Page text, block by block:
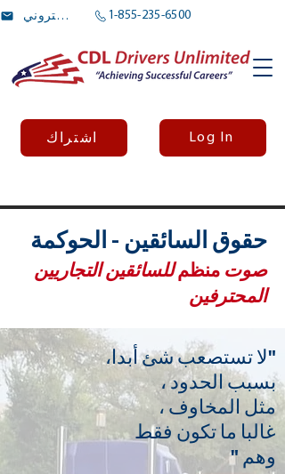
بريد الالكتروني 1-855-235-6500
اشتراك Log In
حقوق السائقين - الحوكمة
صوت منظمللسائقين التجاريين
المحترفين
"لا تستصعب شئ أبدا،
بسبب الحدود ،
مثل المخاوف ،
غالبا ما تكون فقط
وهم "